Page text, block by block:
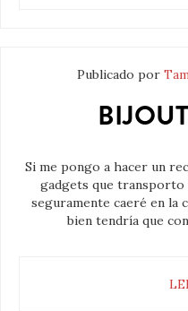
Publicado por
Si me pongo a hacer un
gadgets que
seguramente caeré en la
bien tendría que